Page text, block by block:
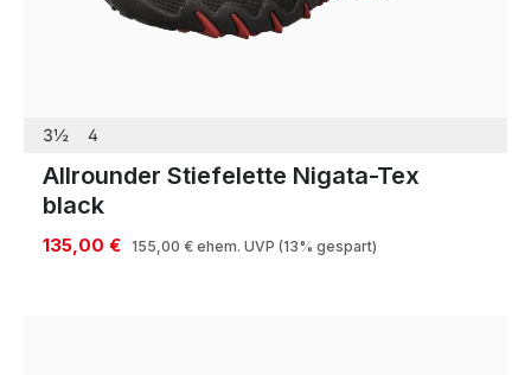
3½ 4
Allrounder Stiefelette Nigata-Tex
black
135,00 € 155,00 € ehem. UVP (13% gespart)